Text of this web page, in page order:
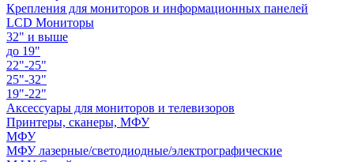
Крепления для мониторов и информационных панелей
LCD Мониторы
32" и выше
до 19"
22"-25"
25"-32"
19"-22"
Аксессуары для мониторов и телевизоров
Принтеры, сканеры, МФУ
МФУ
МФУ лазерные/светодиодные/электрографические